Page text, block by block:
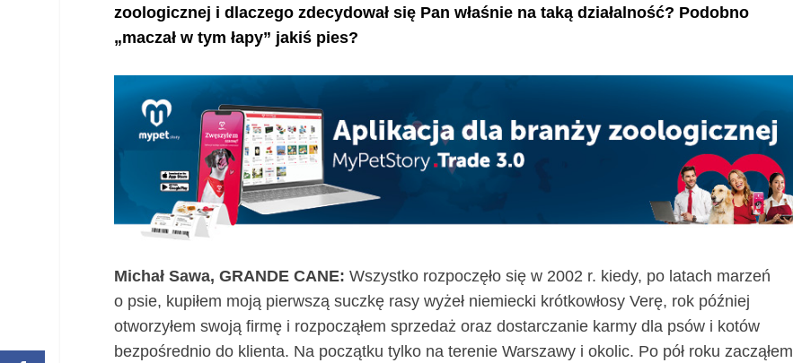
zoologicznej i dlaczego zdecydował się Pan właśnie na taką działalność? Podobno
„maczał w tym łapy” jakiś pies?
Michał Sawa, GRANDE CANE: Wszystko rozpoczęło się w 2002 r. kiedy, po latach marzeń
o psie, kupiłem moją pierwszą suczkę rasy wyżeł niemiecki krótkowłosy Verę, rok później
otworzyłem swoją firmę i rozpocząłem sprzedaż oraz dostarczanie karmy dla psów i kotów
bezpośrednio do klienta. Na początku tylko na terenie Warszawy i okolic. Po pół roku zacząłem